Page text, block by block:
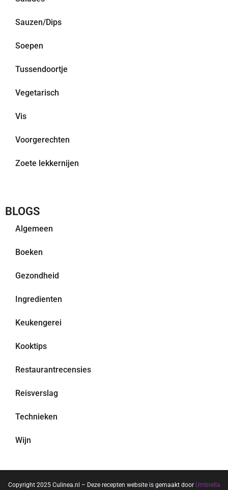
Sauzen/Dips
Soepen
Tussendoortje
Vegetarisch
Vis
Voorgerechten
Zoete lekkernijen
BLOGS
Algemeen
Boeken
Gezondheid
Ingredienten
Keukengerei
Kooktips
Restaurantrecensies
Reisverslag
Technieken
Wijn
Copyright 2025 Culinea.nl – Deze recepten website is gemaakt door Umbrella